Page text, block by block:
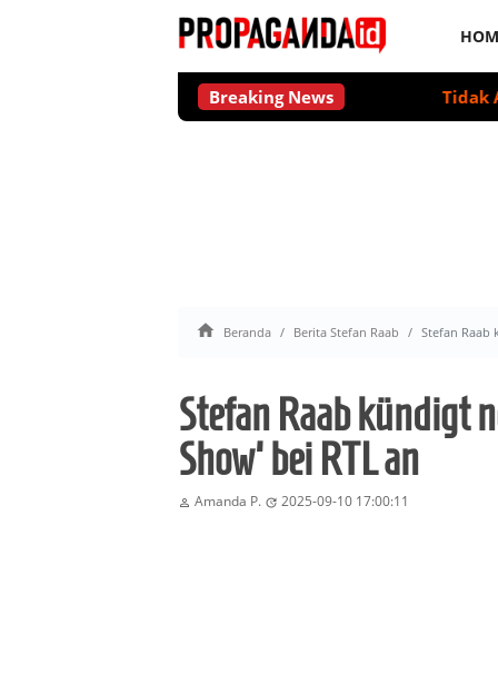
Breaking News Tidak Ada
 Beranda Berita Stefan Raab Stefan Raab
Stefan Raab kündigt
Show' bei RTL an
 Amanda P.  2025-09-10 17:00:11